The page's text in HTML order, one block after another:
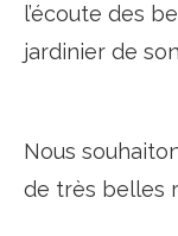
l’écoute des
jardinier de
Nous
de très belles